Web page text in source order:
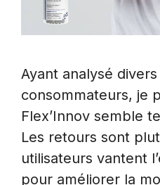
Ayant analysé
consommateurs, je
Flex’Innov semble
Les retours sont
utilisateurs vantent
pour améliorer la